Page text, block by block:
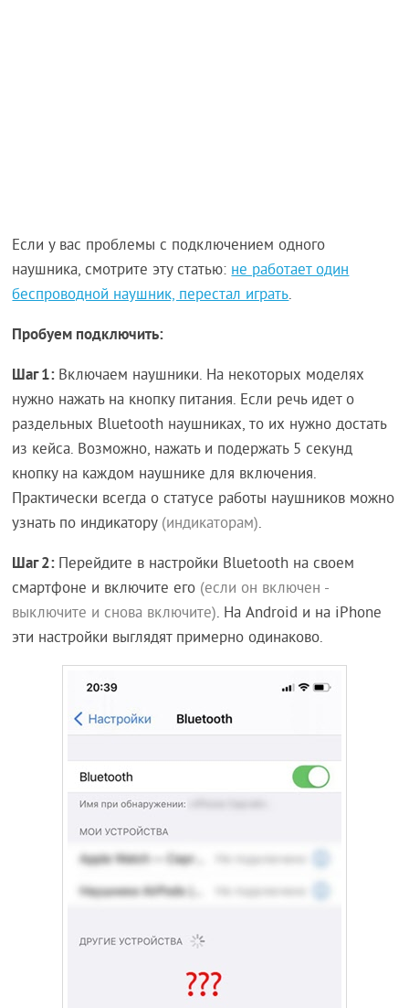
Если у вас проблемы с подключением одного
наушника, смотрите эту статью:не работает один
беспроводной наушник, перестал играть.
Пробуем подключить:
Шаг 1: Включаем наушники. На некоторых моделях
нужно нажать на кнопку питания. Если речь идет о
раздельных Bluetooth наушниках, то их нужно достать
из кейса. Возможно, нажать и подержать 5 секунд
кнопку на каждом наушнике для включения.
Практически всегда о статусе работы наушников можно
узнать по индикатору (индикаторам).
Шаг 2: Перейдите в настройки Bluetooth на своем
смартфоне и включите его (если он включен -
выключите и снова включите). На Android и на iPhone
эти настройки выглядят примерно одинаково.